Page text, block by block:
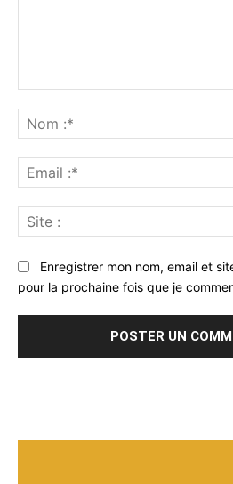
Enregistrer mon nom, email et
pour la prochaine fois que je